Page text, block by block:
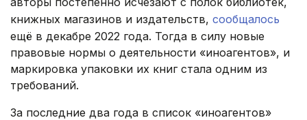
книжных магазинов и издательств, сообщалось
ещё в декабре 2022 года. Тогда в силу новые
правовые нормы о деятельности «иноагентов», и
маркировка упаковки их книг стала одним из
требований.
За последние два года в список «иноагентов»